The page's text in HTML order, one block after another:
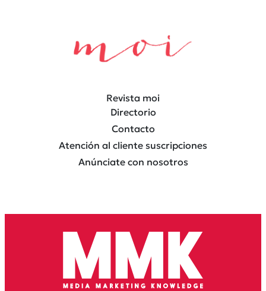
Revista moi
Directorio
Contacto
Atención al cliente suscripciones
Anúnciate con nosotros